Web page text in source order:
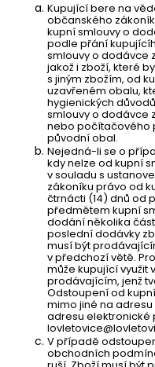
Kupující bere na
občanského
kupní smlouvy o
podle přání
smlouvy o dodávce
jakož i zboží, které
s jiným zbožím, od
uzavřeném obalu,
hygienických
smlouvy o dodávce
nebo počítačového
původní obal.
Nejedná-li se o
kdy nelze od kupní
v souladu s
zákoníku právo od
čtrnácti (14) dnů od
předmětem kupní
dodání několika
poslední dodávky
musí být
v předchozí větě.
může kupující využit
prodávajícím, jenž
Odstoupení od
mimo jiné na
adresu
V případě
obchodních